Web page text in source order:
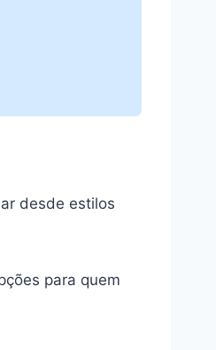
desde estilos
para quem